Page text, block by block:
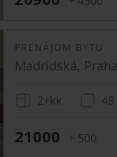
PRENÁJOM BYTU
Madridská,
2+kk 48
21000 + 500